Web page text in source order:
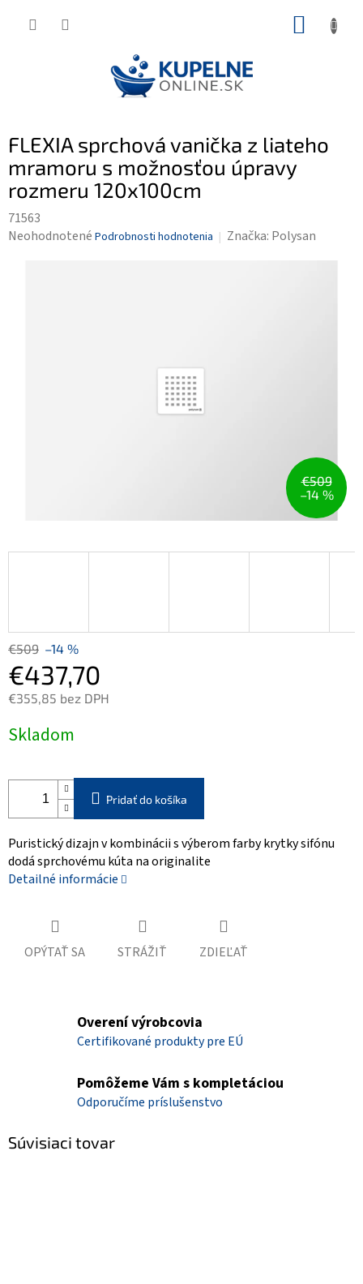
FLEXIA sprchová vanička z liateho
mramoru s možnosťou úpravy
rozmeru 120x100cm
71563
Priemerné
Neohodnotené Podrobnosti hodnotenia Značka: Polysan
€509
–14 %
€509 –14 %
€437,70
€355,85 bez DPH
cena:
Skladom
Pridať do košíka
Puristický dizajn v kombinácii s výberom farby krytky sifónu
dodá sprchovému kúta na originalite
Detailné informácie
OPÝTAŤ SA STRÁŽIŤ ZDIEĽAŤ
Overení výrobcovia
Certifikované produkty pre EÚ
Pomôžeme Vám s kompletáciou
Odporučíme príslušenstvo
Súvisiaci tovar